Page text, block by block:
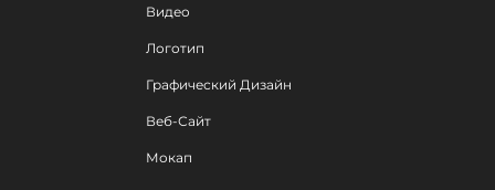
Видео
Логотип
Графический Дизайн
Веб-Сайт
Мокап